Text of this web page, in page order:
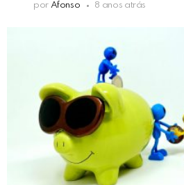
por Afonso 8 anos atrás